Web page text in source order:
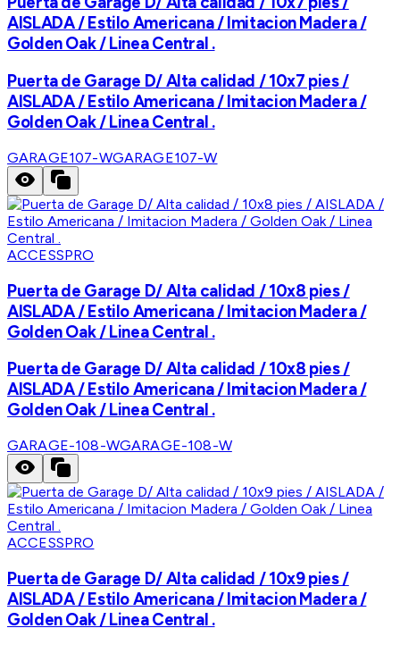
AISLADA / Estilo Americana / Imitacion Madera /
Golden Oak / Linea Central .
Puerta de Garage D/ Alta calidad / 10x7 pies /
AISLADA / Estilo Americana / Imitacion Madera /
Golden Oak / Linea Central .
GARAGE107-WGARAGE107-W
ACCESSPRO
Puerta de Garage D/ Alta calidad / 10x8 pies /
AISLADA / Estilo Americana / Imitacion Madera /
Golden Oak / Linea Central .
Puerta de Garage D/ Alta calidad / 10x8 pies /
AISLADA / Estilo Americana / Imitacion Madera /
Golden Oak / Linea Central .
GARAGE-108-WGARAGE-108-W
ACCESSPRO
Puerta de Garage D/ Alta calidad / 10x9 pies /
AISLADA / Estilo Americana / Imitacion Madera /
Golden Oak / Linea Central .